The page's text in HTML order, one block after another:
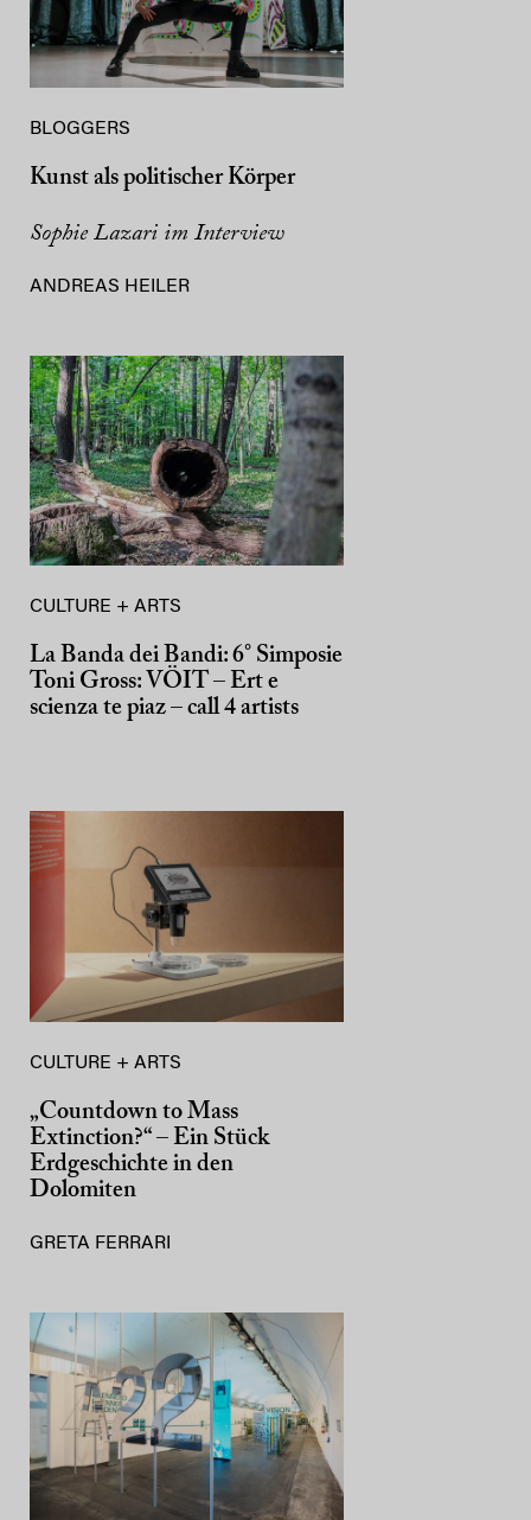
BLOGGERS
Kunst als politischer Körper
Sophie Lazari im Interview
ANDREAS HEILER
CULTURE + ARTS
La Banda dei Bandi: 6° Simposie
Toni Gross: VÖIT – Ert e
scienza te piaz – call 4 artists
CULTURE + ARTS
„Countdown to Mass
Extinction?“ – Ein Stück
Erdgeschichte in den
Dolomiten
GRETA FERRARI